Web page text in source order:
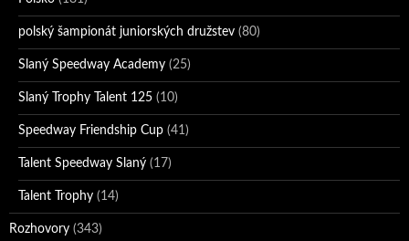
polský šampionát juniorských družstev (80)
Slaný Speedway Academy (25)
Slaný Trophy Talent 125 (10)
Speedway Friendship Cup (41)
Talent Speedway Slaný (17)
Talent Trophy (14)
Rozhovory (343)